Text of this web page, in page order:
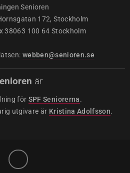
Senioren
172, Stockholm
38063 100 64 Stockholm
webben@senioren.se
är
för SPF Seniorerna.
utgivare är Kristina Adolfsson.